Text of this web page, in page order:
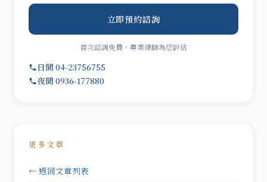
立即預約諮詢
首次諮詢免費，專業律師為您評估
日間 04-23756755
夜間 0936-177880
更多文章
← 返回文章列表